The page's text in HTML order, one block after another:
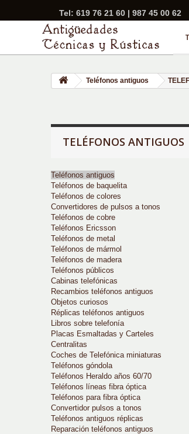
Tel: 619 76 21 60 | 987 45 00 62
Teléfonos antiguos
TELÉFONOS ANTIGUOS
Teléfonos antiguos
Teléfonos de baquelita
Teléfonos de colores
Convertidores de pulsos a tonos
Teléfonos de cobre
Teléfonos Ericsson
Teléfonos de metal
Teléfonos de mármol
Teléfonos de madera
Teléfonos públicos
Cabinas telefónicas
Recambios teléfonos antiguos
Objetos curiosos
Réplicas teléfonos antiguos
Libros sobre telefonía
Placas Esmaltadas y Carteles
Centralitas
Coches de Telefónica miniaturas
Teléfonos góndola
Teléfonos Heraldo años 60/70
Teléfonos líneas fibra óptica
Teléfonos para fibra óptica
Convertidor pulsos a tonos
Teléfonos antiguos réplicas
Reparación teléfonos antiguos